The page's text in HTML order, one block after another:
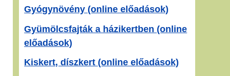
Gyógynövény (online előadások)
Gyümölcsfajták a házikertben (online
előadások)
Kiskert, díszkert (online előadások)